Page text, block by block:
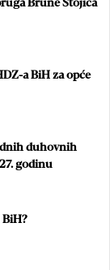
Brune Stojića
a BiH za opće
duhovnih
godinu